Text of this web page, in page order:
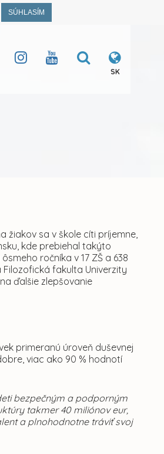
SÚHLASÍM
SK
žiakov sa v škole cíti príjemne,
kde prebiehal takýto
ročníka v 17 ZŠ a 638
fakulta Univerzity
ďalšie zlepšovanie
primeranú úroveň duševnej
viac ako 90 % hodnotí
bezpečným a podporným
takmer 40 miliónov eur,
a plnohodnotne tráviť svoj